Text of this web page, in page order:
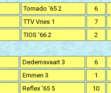
Tornado '65 2
6
TTV Vries 1
7
TIOS '66 2 2
Dedemsvaart 3
6
Emmen 3
1
Reflex '65 5 10